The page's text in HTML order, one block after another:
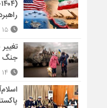
۱۵ مرداد ۱۴۰۵ - ۱۴:۲۰
جنگ